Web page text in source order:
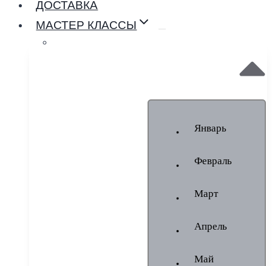
ДОСТАВКА
МАСТЕР КЛАССЫ
Январь
Февраль
Март
Апрель
Май